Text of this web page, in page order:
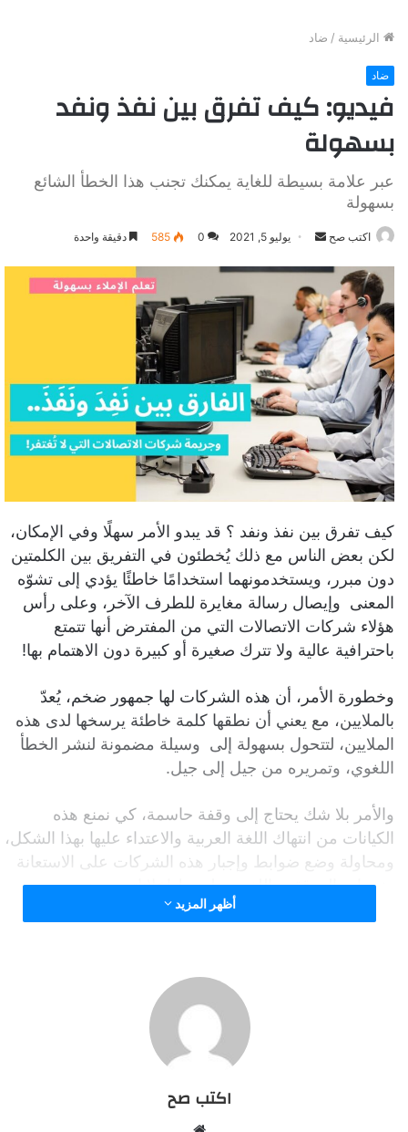
الرئيسية / ضاد
ضاد
فيديو: كيف تفرق بين نفذ ونفد
بسهولة
عبر علامة بسيطة للغاية يمكنك تجنب هذا الخطأ الشائع
بسهولة
اكتب صح
ل
ب
ر
ي
د
ا
ل
ك
ت
و
ن
ي
ا
يوليو 5, 2021 0
585 دقيقة واحدة
كيف تفرق بين نفذ ونفد ؟ قد يبدو الأمر سهلًا وفي الإمكان،
لكن بعض الناس مع ذلك يُخطئون في التفريق بين الكلمتين
دون مبرر، ويستخدمونهما استخدامًا خاطئًا يؤدي إلى تشوّه
المعنى وإيصال رسالة مغايرة للطرف الآخر، وعلى رأس
هؤلاء شركات الاتصالات التي من المفترض أنها تتمتع
باحترافية عالية ولا تترك صغيرة أو كبيرة دون الاهتمام بها!
وخطورة الأمر، أن هذه الشركات لها جمهور ضخم، يُعدّ
بالملايين، مع يعني أن نطقها كلمة خاطئة يرسخها لدى هذه
الملايين، لتتحول بسهولة إلى وسيلة مضمونة لنشر الخطأ
اللغوي، وتمريره من جيل إلى جيل.
والأمر بلا شك يحتاج إلى وقفة حاسمة، كي نمنع هذه
الكيانات من انتهاك اللغة العربية والاعتداء عليها بهذا الشكل،
ومحاولة وضع ضوابط وإجبار هذه الشركات على الاستعانة
بخدمات المدققين اللغويين لضبط إعلاناتهم ومنعهم من
ارتكاب مثل هذه الأخطاء البشعة مرة أخرى.
ولا يقتصر الأمر على رسائل شركات الاتصالات المكتوبة أو
المسجلة، وإنما يمتد أيضًا إلى إعلاناتهم الضخمة التي نجدها
في الشوارع وداخل محطات المترو وأمام أعيننا ليل نهار
على شاشات التليفزيون ويوتيوب ومواقع التواصل
أظهر المزيد
اكتب صح